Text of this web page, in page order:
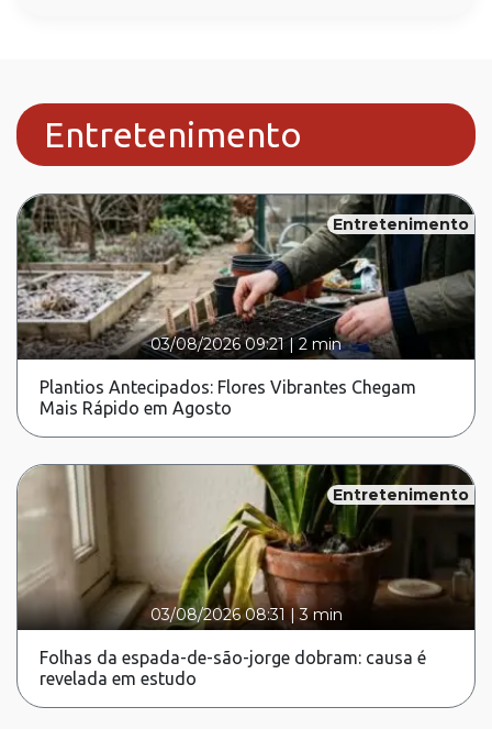
Entretenimento
Entretenimento
03/08/2026 09:21|2 min
Plantios Antecipados: Flores Vibrantes Chegam
Mais Rápido em Agosto
Entretenimento
03/08/2026 08:31 |3 min
Folhas da espada-de-são-jorge dobram: causa é
revelada em estudo